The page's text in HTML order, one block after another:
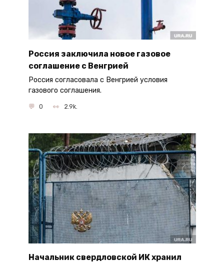
Россия заключила новое газовое
соглашение с Венгрией
Россия согласовала с Венгрией условия
газового соглашения.
0 2.9k.
Начальник свердловской ИК хранил